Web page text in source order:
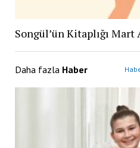
Songül’ün Kitaplığı Mart
Daha fazla Haber